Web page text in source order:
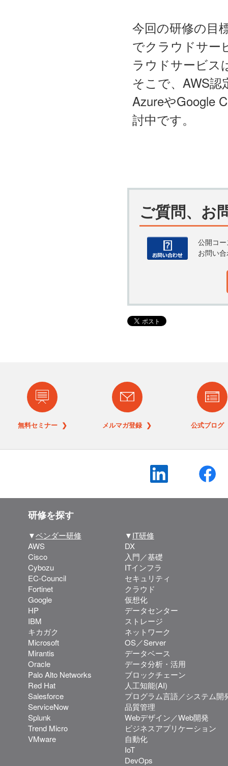
今回の研修の目
でクラウドサー
ラウドサービス
そこで、AWS
AzureやGoogle
討中です。
ご質問、お
公開コ
お問い
無料セミナー ❯ メルマガ登録 ❯ 公式ブロ
研修を探す
▼ベンダー研修
AWS
Cisco
Cybozu
EC-Council
Fortinet
Google
HP
IBM
キカガク
Microsoft
Mirantis
Oracle
Palo Alto Networks
Red Hat
Salesforce
ServiceNow
Splunk
Trend Micro
VMware
▼IT研修
DX
入門／基礎
ITインフラ
セキュリティ
クラウド
仮想化
データセンター
ストレージ
ネットワーク
OS／Server
データベース
データ分析・活用
ブロックチェーン
人工知能(AI)
プログラム言語／システム開
品質管理
Webデザイン／Web開発
ビジネスアプリケーション
自動化
IoT
DevOps